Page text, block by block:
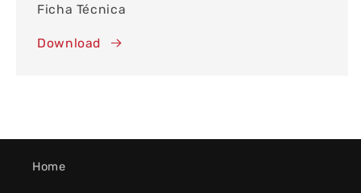
Ficha Técnica
Download
Home